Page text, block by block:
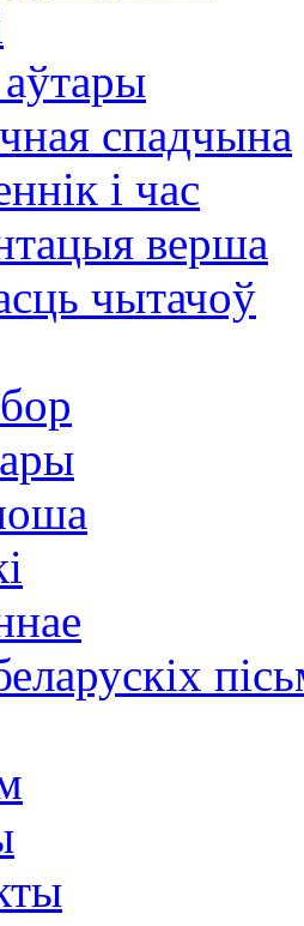
спадчына
і час
верша
чытачоў